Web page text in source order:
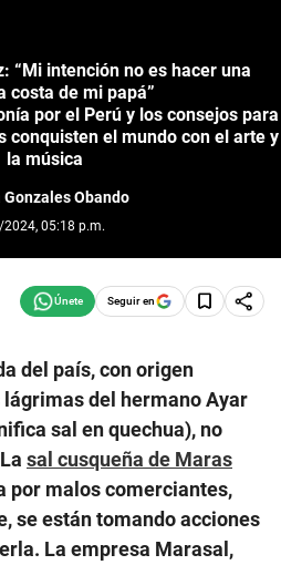
“Mi intención no es hacer una
costa de mi papá”
por el Perú y los consejos para
conquisten el mundo con el arte y
la música
Gonzales Obando
05:18 p.m.
Seguir en
del país, con origen
del hermano Ayar
sal en quechua), no
sal cusqueña de Maras
por malos comerciantes,
se están tomando acciones
La empresa Marasal,